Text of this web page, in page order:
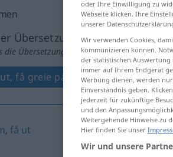
Übersetzungen
die Übersetzung anklicken/antippen)
få greie på, få av
, få ut
oder Ihre Einwilligung zu
Webseite klicken. Ihre
unserer
Wir verwenden Cookies,
kommunizieren können.
der statistischen
immer auf Ihrem Endgerät
Werbung dienen, werden
Einverständnis geben.
jederzeit für zukünftige
und den
Weitergehende Hinweise zu
Hier finden Sie unser
Wir und unsere